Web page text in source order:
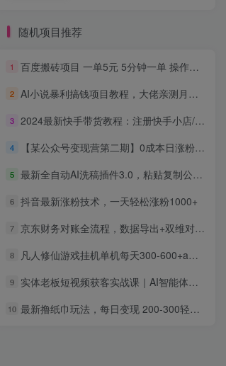
随机项目推荐
1 百度搬砖项目 一单5元 5分钟一单 操作简单 适合新手
2 AI小说暴利搞钱项目教程，大佬亲测月入1-3万，从零教学短故事创作与投稿变现全套玩法
3 2024最新快手带货教程：注册快手小店/发布带货视频/违规申诉/日爆千单
4 【某公众号变现营第二期】0成本日涨粉1000+让你月赚10W+（8月24号更新）
5 最新全自动AI洗稿插件3.0，粘贴复制公众号日引300+创业粉，单日五位数变现
6 抖音最新涨粉技术，一天轻松涨粉1000+
7 京东财务对账全流程，数据导出+双维对账+成本管控，掌握对账标准化操作
8 凡人修仙游戏挂机单机每天300-600+a当天做当天见收益随时在线秒变现
9 实体老板短视频获客实战课｜AI智能体工具全套实操、门店IP打造、爆款变现选题、数字人无人出镜引流完整教程
10 最新撸纸巾玩法，每日变现 200-300轻松实现月入过万